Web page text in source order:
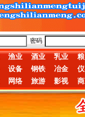
密码
渔业 酒业 乳业
设备 钢铁 冶金
网络 旅游 影视